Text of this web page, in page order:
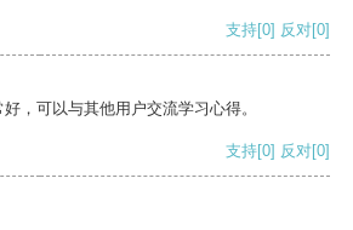
支持[0] 反对[0]
，可以与其他用户交流学习心得。
支持[0] 反对[0]